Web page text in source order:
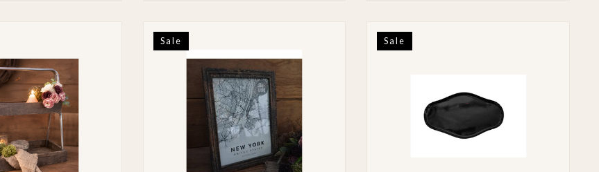
Sale Sale